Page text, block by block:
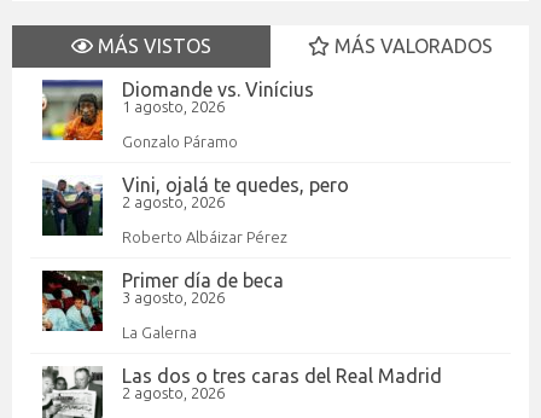
MÁS VISTOS
MÁS VALORADOS
Diomande vs. Vinícius
1 agosto, 2026
Gonzalo Páramo
Vini, ojalá te quedes, pero
2 agosto, 2026
Roberto Albáizar Pérez
Primer día de beca
3 agosto, 2026
La Galerna
Las dos o tres caras del Real Madrid
2 agosto, 2026